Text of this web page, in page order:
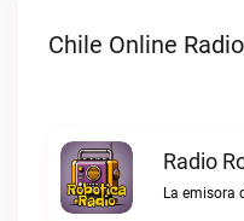
Chile Online
Radio